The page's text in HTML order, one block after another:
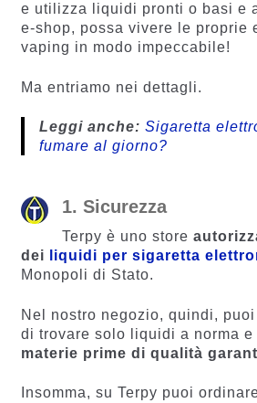
e utilizza liquidi pronti o basi e
e-shop, possa vivere le proprie
vaping in modo impeccabile!
Ma entriamo nei dettagli.
Leggi anche: Sigaretta
fumare al giorno?
1. Sicurezza
Terpy è uno store
dei
liquidi per sigaretta
Monopoli di Stato.
Nel nostro negozio, quindi,
di trovare solo liquidi a norma
materie prime di qualità
Insomma, su Terpy puoi